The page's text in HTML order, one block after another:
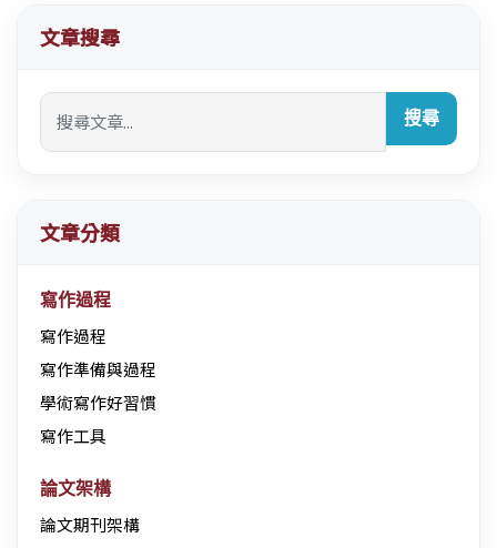
文章搜尋
搜尋
文章分類
寫作過程
寫作過程
寫作準備與過程
學術寫作好習慣
寫作工具
論文架構
論文期刊架構